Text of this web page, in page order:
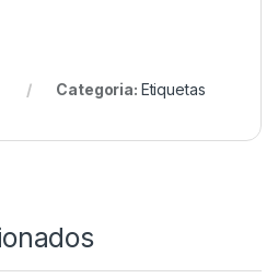
Categoria: Etiquetas